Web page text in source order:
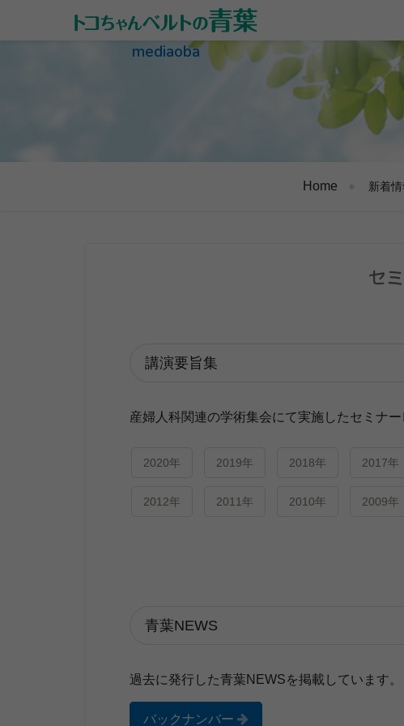
mediaoba
Home 新着
セ
講演要旨集
産婦人科関連の学術集会にて実施したセミナ
2020年 2019年 2018年 2017年
2012年 2011年 2010年 2009年
青葉NEWS
過去に発行した青葉NEWSを掲載しています。
バックナンバー